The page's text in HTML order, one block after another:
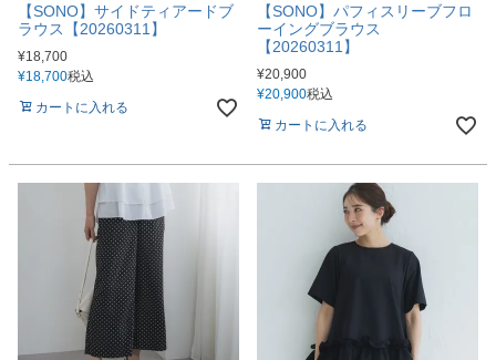
【SONO】サイドティアードブ
ラウス【20260311】
¥18,700
¥18,700税込
カートに入れる
【SONO】パフィスリーブフロ
ーイングブラウス
【20260311】
¥20,900
¥20,900税込
カートに入れる